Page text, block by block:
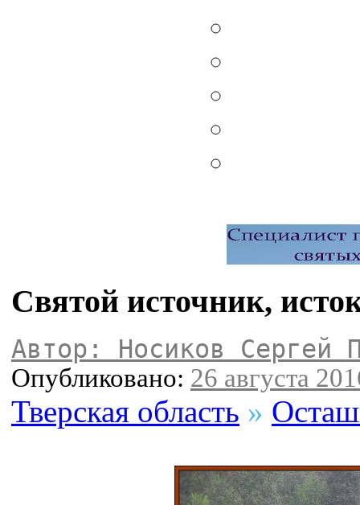
Святой источник,
Автор: Носиков Сергей
Опубликовано: 26 августа
Тверская область »